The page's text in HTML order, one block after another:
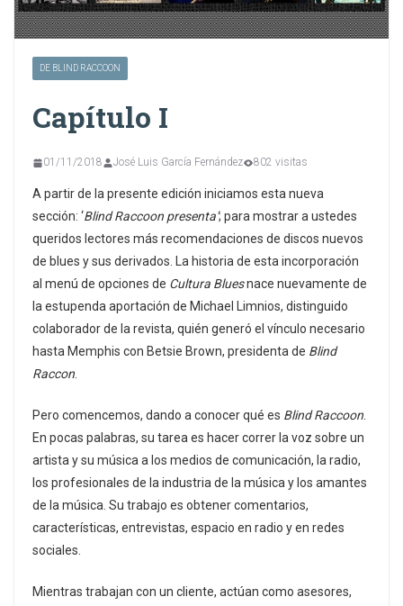
DE BLIND RACCOON
Capítulo I
01/11/2018 José Luis García Fernández 802 visitas
A partir de la presente edición iniciamos esta nueva
sección: ‘Blind Raccoon presenta’; para mostrar a ustedes
queridos lectores más recomendaciones de discos nuevos
de blues y sus derivados. La historia de esta incorporación
al menú de opciones de Cultura Bluesnace nuevamente de
la estupenda aportación de Michael Limnios, distinguido
colaborador de la revista, quién generó el vínculo necesario
hasta Memphis con Betsie Brown, presidenta de Blind
Raccon.
Pero comencemos, dando a conocer qué es Blind Raccoon.
En pocas palabras, su tarea es hacer correr la voz sobre un
artista y su música a los medios de comunicación, la radio,
los profesionales de la industria de la música y los amantes
de la música. Su trabajo es obtener comentarios,
características, entrevistas, espacio en radio y en redes
sociales.
Mientras trabajan con un cliente, actúan como asesores,